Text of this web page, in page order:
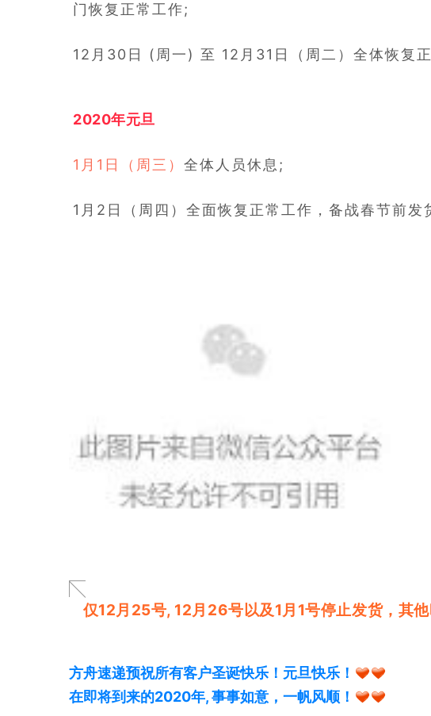
门恢复正常工作;
12月30日 ( 周一) 至 12月31日（周二）全体恢复
2020年元旦
1月1日（周三） 全体人员休息;
1月2日（周四）全面恢复正常工作，备战春节前发
仅12月25号, 12月26号以及1月1号停止发货，其
方舟速递预祝所有客户圣诞快乐！元旦快乐！
在即将到来的2020年, 事事如意，一帆风顺！